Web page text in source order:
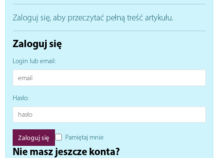
Zaloguj się, aby przeczytać pełną treść artykułu.
Zaloguj się
Login lub email:
Hasło:
Pamiętaj mnie
Nie masz jeszcze konta?